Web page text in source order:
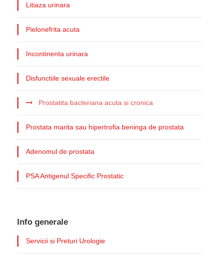
Litiaza urinara
Pielonefrita acuta
Incontinenta urinara
Disfunctiile sexuale erectile
Prostatita bacteriana acuta si cronica
Prostata marita sau hipertrofia beninga de prostata
Adenomul de prostata
PSA Antigenul Specific Prostatic
Info generale
Servicii si Preturi Urologie